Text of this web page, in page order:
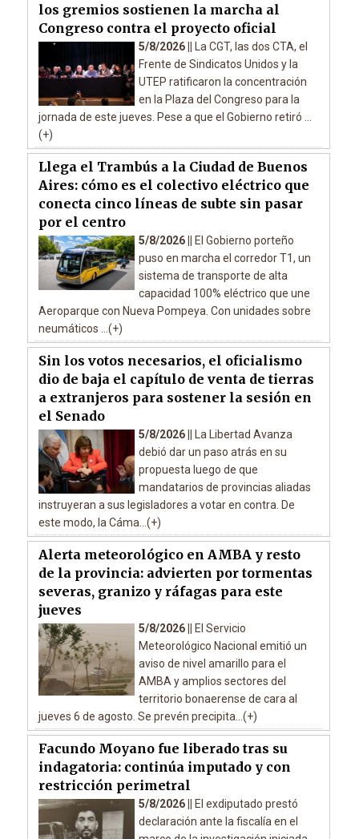
los gremios sostienen la marcha al
Congreso contra el proyecto oficial
5/8/2026 ||
La CGT, las dos CTA, el
Frente de Sindicatos Unidos y la
UTEP ratificaron la concentración
en la Plaza del Congreso para la
jornada de este jueves. Pese a que el Gobierno retiró ...
(+)
Llega el Trambús a la Ciudad de Buenos
Aires: cómo es el colectivo eléctrico que
conecta cinco líneas de subte sin pasar
por el centro
5/8/2026 ||
El Gobierno porteño
puso en marcha el corredor T1, un
sistema de transporte de alta
capacidad 100% eléctrico que une
Aeroparque con Nueva Pompeya. Con unidades sobre
neumáticos ...(+)
Sin los votos necesarios, el oficialismo
dio de baja el capítulo de venta de tierras
a extranjeros para sostener la sesión en
el Senado
5/8/2026 ||
La Libertad Avanza
debió dar un paso atrás en su
propuesta luego de que
mandatarios de provincias aliadas
instruyeran a sus legisladores a votar en contra. De
este modo, la Cáma...(+)
Alerta meteorológico en AMBA y resto
de la provincia: advierten por tormentas
severas, granizo y ráfagas para este
jueves
5/8/2026 ||
El Servicio
Meteorológico Nacional emitió un
aviso de nivel amarillo para el
AMBA y amplios sectores del
territorio bonaerense de cara al
jueves 6 de agosto. Se prevén precipita...(+)
Facundo Moyano fue liberado tras su
indagatoria: continúa imputado y con
restricción perimetral
5/8/2026 ||
El exdiputado prestó
declaración ante la fiscalía en el